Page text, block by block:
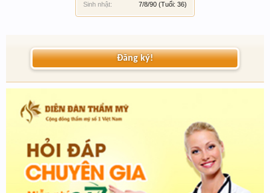
Sinh nhật:
7/8/90 (Tuổi: 36)
Đăng ký!